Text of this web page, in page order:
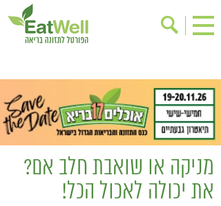
בישול בריא
אינדקס עסקים
ריפוי ומניעת מחלות
בריאות האישה
תוספי תזונה
מתכוני בריאות
אירועים
שינוי תזונתי
גישות בתזונה
דיאטה
מניקה או שואבת חלב אם?
את יכולה לאכול הכל!